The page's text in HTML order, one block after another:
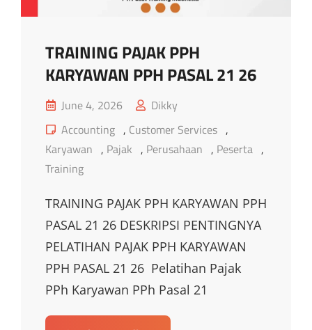
TRAINING PAJAK PPH
KARYAWAN PPH PASAL 21 26
Posted
on
June 4, 2026
Dikky
Cat
Links
Accounting , Customer Services ,
Karyawan , Pajak , Perusahaan , Peserta ,
Training
TRAINING PAJAK PPH KARYAWAN PPH
PASAL 21 26 DESKRIPSI PENTINGNYA
PELATIHAN PAJAK PPH KARYAWAN
PPH PASAL 21 26 Pelatihan Pajak
PPh Karyawan PPh Pasal 21